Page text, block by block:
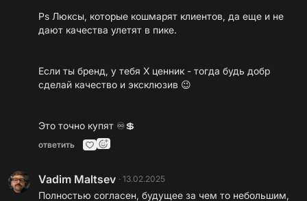
Ps Люксы, которые кошмарят клиентов, да еще и не
дают качества улетят в пике.
Если ты бренд, у тебя Х ценник - тогда будь добр
сделай качество и эксклюзив 😉
Это точно купят ♾️💲
ответить
Vadim Maltsev · 13.02.2025
Полностью согласен, будущее за чем то небольшим,